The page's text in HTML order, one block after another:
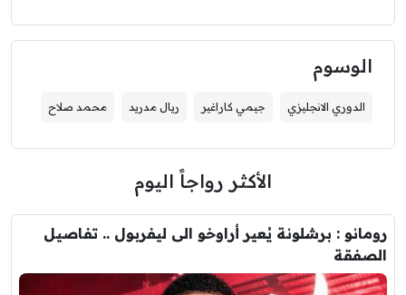
الوسوم
الدوري الانجليزي جيمي كاراغير ريال مدريد محمد صلاح
الأكثر رواجاً اليوم
رومانو : برشلونة يُعير أراوخو الى ليفربول .. تفاصيل
الصفقة